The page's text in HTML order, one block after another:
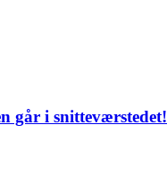
går i snitteværstedet!